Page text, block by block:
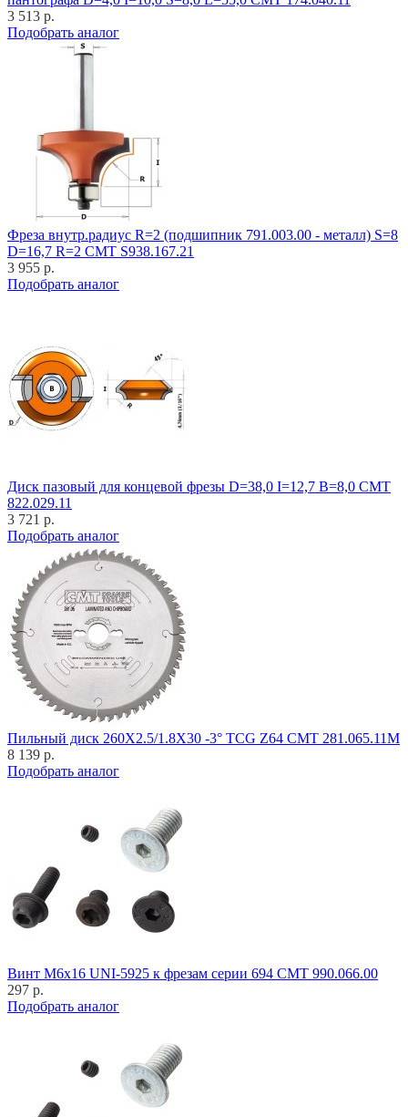
3 513 р.
Подобрать аналог
Фреза внутр.радиус R=2 (подшипник 791.003.00 - металл) S=8
D=16,7 R=2 CMT S938.167.21
3 955 р.
Подобрать аналог
Диск пазовый для концевой фрезы D=38,0 I=12,7 B=8,0 CMT
822.029.11
3 721 р.
Подобрать аналог
Пильный диск 260X2.5/1.8X30 -3° TCG Z64 CMT 281.065.11M
8 139 р.
Подобрать аналог
Винт M6x16 UNI-5925 к фрезам серии 694 CMT 990.066.00
297 р.
Подобрать аналог